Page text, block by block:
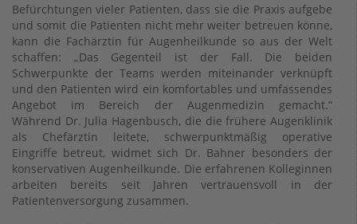
Befürchtungen vieler Patienten, dass sie die Praxis aufgebe
und somit die Patienten nicht mehr weiter betreuen könne,
kann die Fachärztin für Augenheilkunde so aus der Welt
schaffen: „Das Gegenteil ist der Fall. Die beiden
Schwerpunkte der Teams werden miteinander verknüpft
und den Patienten wird ein komfortables und umfassendes
Angebot im Bereich der Augenmedizin gemacht.“
Während Dr. Julia Hagenbusch, die die frühere Augenklinik
als Chefärztin leitete, schwerpunktmäßig operative
Eingriffe betreut, widmet sich Dr. Bahner besonders der
konservativen Augenheilkunde. Die erfahrenen Kolleginnen
arbeiten bereits seit Jahren vertrauensvoll in der
Patientenversorgung zusammen.